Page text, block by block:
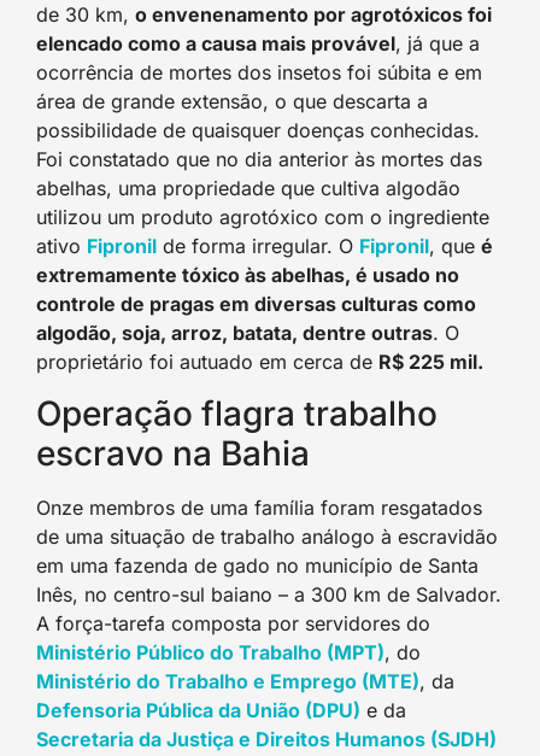
de 30 km, o envenenamento por agrotóxicos foi
elencado como a causa mais provável, já que a
ocorrência de mortes dos insetos foi súbita e em
área de grande extensão, o que descarta a
possibilidade de quaisquer doenças conhecidas.
Foi constatado que no dia anterior às mortes das
abelhas, uma propriedade que cultiva algodão
utilizou um produto agrotóxico com o ingrediente
ativo Fipronil de forma irregular. O Fipronil, que é
extremamente tóxico às abelhas, é usado no
controle de pragas em diversas culturas como
algodão, soja, arroz, batata, dentre outras. O
proprietário foi autuado em cerca de R$ 225 mil.
Operação flagra trabalho
escravo na Bahia
Onze membros de uma família foram resgatados
de uma situação de trabalho análogo à escravidão
em uma fazenda de gado no município de Santa
Inês, no centro-sul baiano – a 300 km de Salvador.
A força-tarefa composta por servidores do
Ministério Público do Trabalho (MPT), do
Ministério do Trabalho e Emprego (MTE), da
Defensoria Pública da União (DPU) e da
Secretaria da Justiça e Direitos Humanos (SJDH)